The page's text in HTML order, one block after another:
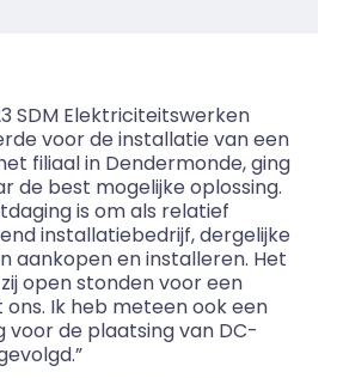
SDM Elektriciteitswerken
voor de installatie van een
filiaal in Dendermonde, ging
de best mogelijke oplossing.
is om als relatief
installatiebedrijf, dergelijke
aankopen en installeren. Het
open stonden voor een
Ik heb meteen ook een
voor de plaatsing van DC-